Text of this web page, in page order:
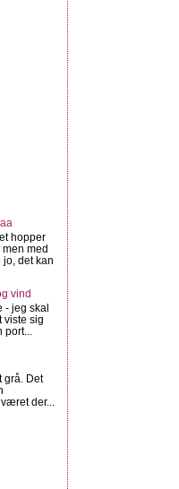
hopper
med
det kan
vind
- jeg skal
viste sig
grå. Det
der...